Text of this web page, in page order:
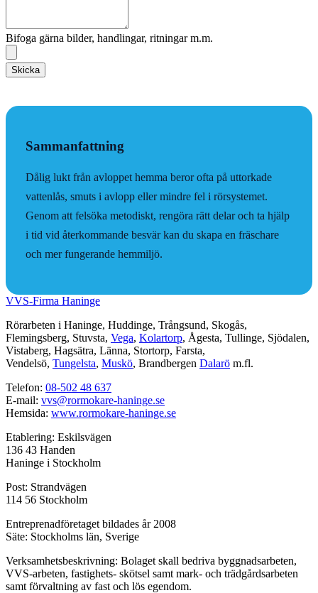
Bifoga gärna bilder, handlingar, ritningar m.m.
Skicka
Sammanfattning
Dålig lukt från avloppet hemma beror ofta på uttorkade
vattenlås, smuts i avlopp eller mindre fel i rörsystemet.
Genom att felsöka metodiskt, rengöra rätt delar och ta hjälp
i tid vid återkommande besvär kan du skapa en fräschare
och mer fungerande hemmiljö.
VVS-Firma Haninge
Rörarbeten i Haninge, Huddinge, Trångsund, Skogås,
Flemingsberg, Stuvsta, Vega, Kolartorp, Ågesta, Tullinge, Sjödalen,
Vistaberg, Hagsätra, Länna, Stortorp, Farsta,
Vendelsö, Tungelsta, Muskö, Brandbergen Dalarö m.fl.
Telefon: 08-502 48 637
E-mail: vvs@rormokare-haninge.se
Hemsida: www.rormokare-haninge.se
Etablering: Eskilsvägen
136 43 Handen
Haninge i Stockholm
Post: Strandvägen
114 56 Stockholm
Entreprenadföretaget bildades år 2008
Säte: Stockholms län, Sverige
Verksamhetsbeskrivning: Bolaget skall bedriva byggnadsarbeten,
VVS-arbeten, fastighets- skötsel samt mark- och trädgårdsarbeten
samt förvaltning av fast och lös egendom.